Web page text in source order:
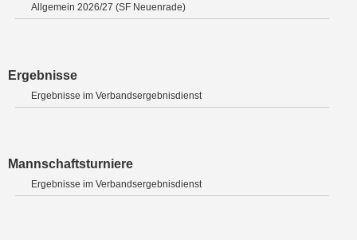
Allgemein 2026/27 (SF Neuenrade)
Ergebnisse
Ergebnisse im Verbandsergebnisdienst
Mannschaftsturniere
Ergebnisse im Verbandsergebnisdienst